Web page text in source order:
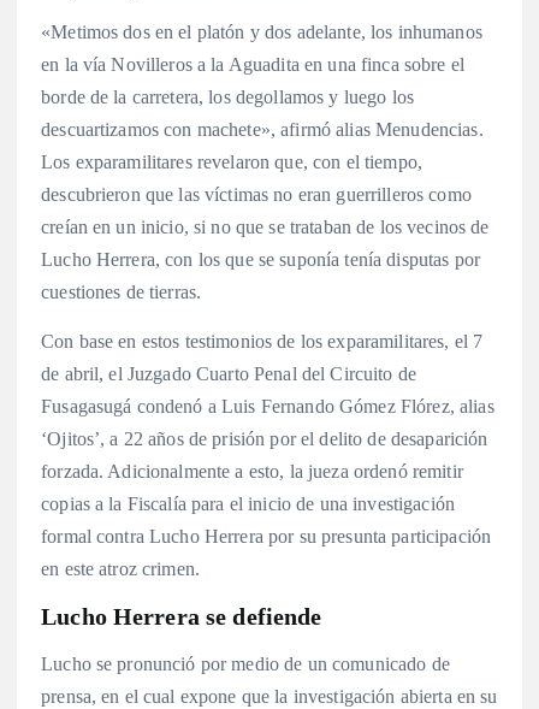
«Metimos dos en el platón y dos adelante, los inhumanos
en la vía Novilleros a la Aguadita en una finca sobre el
borde de la carretera, los degollamos y luego los
descuartizamos con machete», afirmó alias Menudencias.
Los exparamilitares revelaron que, con el tiempo,
descubrieron que las víctimas no eran guerrilleros como
creían en un inicio, si no que se trataban de los vecinos de
Lucho Herrera, con los que se suponía tenía disputas por
cuestiones de tierras.
Con base en estos testimonios de los exparamilitares, el 7
de abril, el Juzgado Cuarto Penal del Circuito de
Fusagasugá condenó a Luis Fernando Gómez Flórez, alias
‘Ojitos’, a 22 años de prisión por el delito de desaparición
forzada. Adicionalmente a esto, la jueza ordenó remitir
copias a la Fiscalía para el inicio de una investigación
formal contra Lucho Herrera por su presunta participación
en este atroz crimen.
Lucho Herrera se defiende
Lucho se pronunció por medio de un comunicado de
prensa, en el cual expone que la investigación abierta en su